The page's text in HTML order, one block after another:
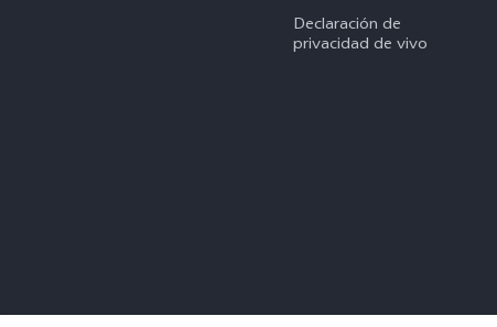
Declaración de
privacidad de vivo